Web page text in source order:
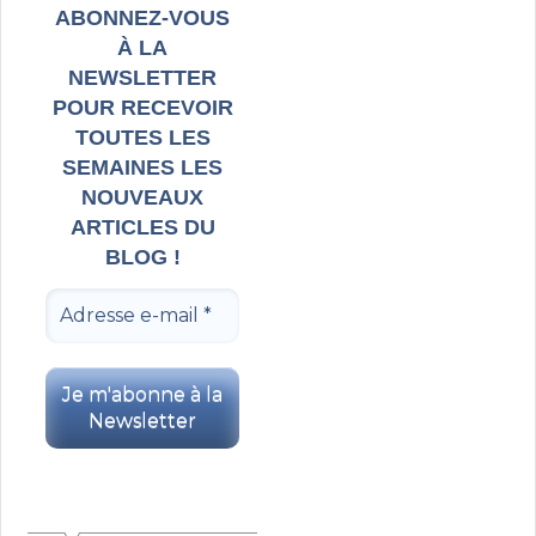
ABONNEZ-VOUS
À LA
NEWSLETTER
POUR RECEVOIR
TOUTES LES
SEMAINES LES
NOUVEAUX
ARTICLES DU
BLOG !